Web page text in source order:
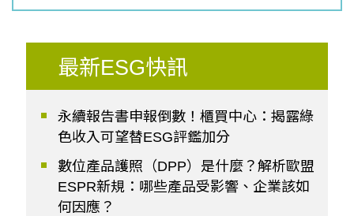
最新ESG快訊
永續報告書申報倒數！櫃買中心：揭露綠
色收入可望替ESG評鑑加分
數位產品護照（DPP）是什麼？解析歐盟
ESPR新規：哪些產品受影響、企業該如
何因應？